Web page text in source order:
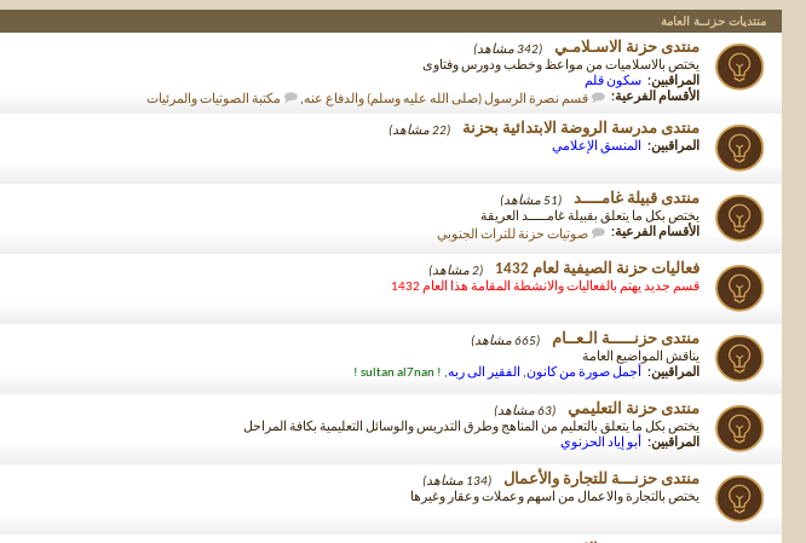
منتديات حزنــة العامة
منتدى حزنة الاسـلامـي
(342 مشاهد)
يختص بالاسلاميات من مواعظ وخطب ودورس وفتاوى
المراقبين: سكون قلم
الأقسام الفرعية:
قسم نصرة الرسول (صلى الله عليه وسلم) والدفاع عنه, مكتبة الصوتيات والمرئيات
منتدى مدرسة الروضة الابتدائية بحزنة
(22 مشاهد)
المراقبين:
المنسق الإعلامي
منتدى قبيلة غامــــد
(51 مشاهد)
يختص بكل ما يتعلق بقبيلة غامـــــد العريقة
الأقسام الفرعية:
صوتيات حزنة للتراث الجنوبي
فعاليات حزنة الصيفية لعام 1432
(2 مشاهد)
قسم جديد يهتم بالفعاليات والانشطة المقامة هذا العام 1432
منتدى حزنـــــة الـعــام
(665 مشاهد)
يناقش المواضيع العامة
المراقبين:
أجمل صورة من كانون, الفقير الى ربه,
! sultan al7nan !
منتدى حزنة التعليمي
(63 مشاهد)
يختص بكل ما يتعلق بالتعليم من المناهج وطرق التدريس والوسائل التعليمية بكافة المراحل
المراقبين:
أبو إياد الحزنوي
منتدى حزنـــة للتجارة والأعمال
(134 مشاهد)
يختص بالتجارة والاعمال من اسهم وعملات وعقار وغيرها